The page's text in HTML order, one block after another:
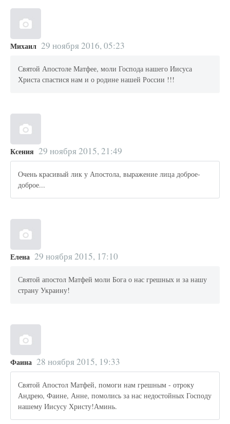
Михаил 29 ноября 2016, 05:23
Святой Апостоле Матфее, моли Господа нашего Иисуса
Христа спастися нам и о родине нашей России !!!
Ксения 29 ноября 2015, 21:49
Очень красивый лик у Апостола, выражение лица доброе-
доброе...
Елена 29 ноября 2015, 17:10
Святой апостол Матфей моли Бога о нас грешных и за нашу
страну Украину!
Фаина 28 ноября 2015, 19:33
Святой Апостол Матфей, помоги нам грешным - отроку
Андрею, Фаине, Анне, помолись за нас недостойных Господу
нашему Иисусу Христу!Аминь.